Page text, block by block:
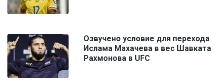
Озвучено условие для перехода
Ислама Махачева в вес Шавката
Рахмонова в UFC